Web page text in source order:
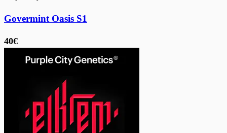
Govermint Oasis S1
40€